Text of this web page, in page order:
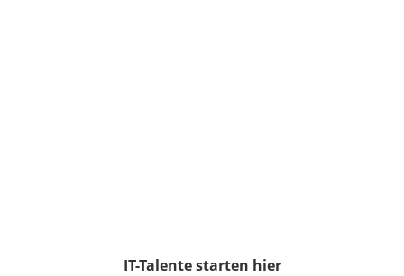
IT-Talentestarten hier